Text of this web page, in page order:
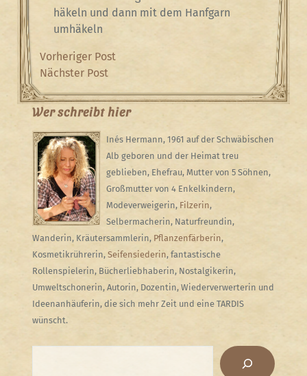
häkeln und dann mit dem Hanfgarn
umhäkeln
Beitragsnavigation
Previous
Post
Vorheriger Post
Next
Post
Nächster Post
Wer schreibt hier
Inés Hermann, 1961 auf der Schwäbischen
Alb geboren und der Heimat treu
geblieben, Ehefrau, Mutter von 5 Söhnen,
Großmutter von 4 Enkelkindern,
Modeverweigerin, Filzerin,
Selbermacherin, Naturfreundin,
Wanderin, Kräutersammlerin, Pflanzenfärberin,
Kosmetikrührerin, Seifensiederin, fantastische
Rollenspielerin, Bücherliebhaberin, Nostalgikerin,
Umweltschonerin, Autorin, Dozentin, Wiederverwerterin und
Ideenanhäuferin, die sich mehr Zeit und eine TARDIS
wünscht.